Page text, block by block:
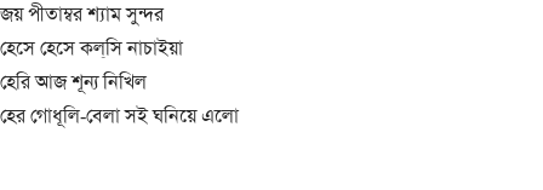
জয় পীতাম্বর শ্যাম সুন্দর
হেসে হেসে কল্‌সি নাচাইয়া
হেরি আজ শূন্য নিখিল
হের গোধূলি-বেলা সই ঘনিয়ে এলো